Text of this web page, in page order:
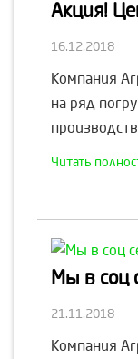
Акция!
16.12.2018
Компания
на ряд
Читать
Мы в соц
21.11.2018
Компания